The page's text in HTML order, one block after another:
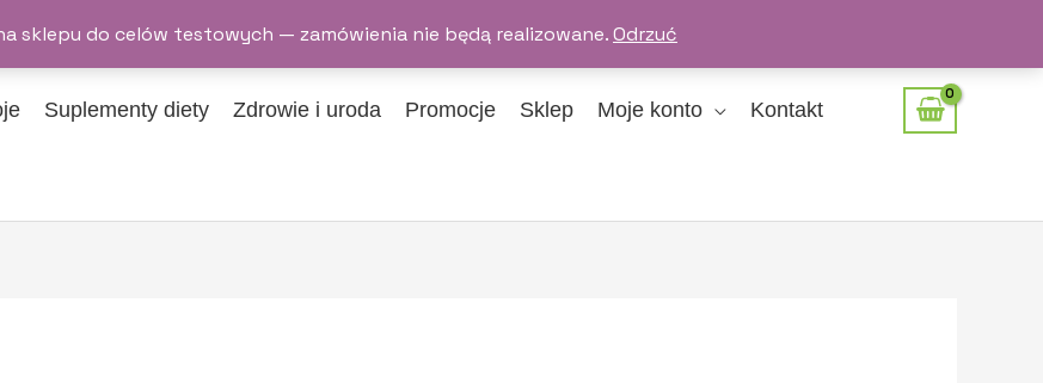
sklepu do celów testowych — zamówienia nie będą realizowane.Odrzuć
Suplementy diety Zdrowie i uroda Promocje Sklep Moje konto Kontakt